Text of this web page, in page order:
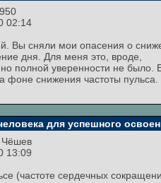
02:14
Вы сняли мои опасения о
дня. Для меня это, вроде,
полной уверенности не было.
фоне снижения частоты пульса.
для успешного
Чёшев
13:09
(частоте сердечных